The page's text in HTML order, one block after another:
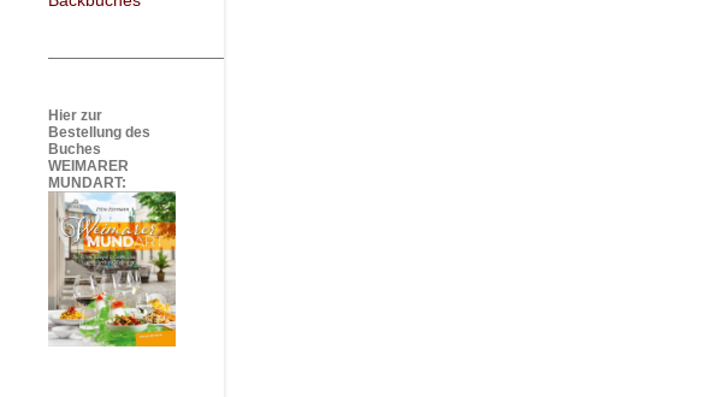
Hier zur
Bestellung des
Buches
WEIMARER
MUNDART: